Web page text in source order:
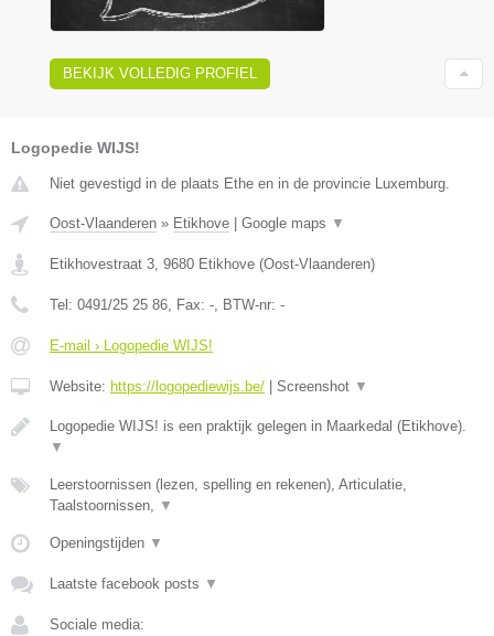
BEKIJK VOLLEDIG PROFIEL
Logopedie WIJS!
Niet gevestigd in de plaats Ethe en in de provincie Luxemburg.
Oost-Vlaanderen » Etikhove Google maps ▼
Etikhovestraat 3, 9680 Etikhove (Oost-Vlaanderen)
Tel: 0491/25 25 86, Fax: -, BTW-nr: -
E-mail › Logopedie WIJS!
Website: https://logopediewijs.be/ Screenshot ▼
Logopedie WIJS! is een praktijk gelegen in Maarkedal (Etikhove).
▼
Leerstoornissen (lezen, spelling en rekenen), Articulatie,
Taalstoornissen, ▼
Openingstijden ▼
Laatste facebook posts ▼
Sociale media: